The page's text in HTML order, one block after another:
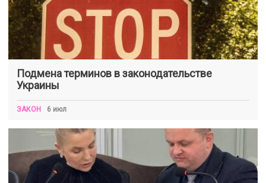
Подмена терминов в законодательстве
Украины
ЗАКОН 6 июл